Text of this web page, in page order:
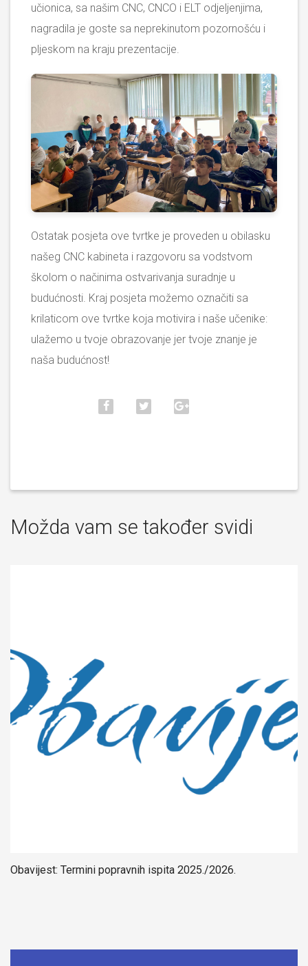
učionica, sa našim CNC, CNCO i ELT odjeljenjima,
nagradila je goste sa neprekinutom pozornošću i
pljeskom na kraju prezentacije.
Ostatak posjeta ove tvrtke je proveden u obilasku
našeg CNC kabineta i razgovoru sa vodstvom
školom o načinima ostvarivanja suradnje u
budućnosti. Kraj posjeta možemo označiti sa
krilaticom ove tvrtke koja motivira i naše učenike:
ulažemo u tvoje obrazovanje jer tvoje znanje je
naša budućnost!
Možda vam se također svidi
Obavijest: Termini popravnih ispita 2025./2026.